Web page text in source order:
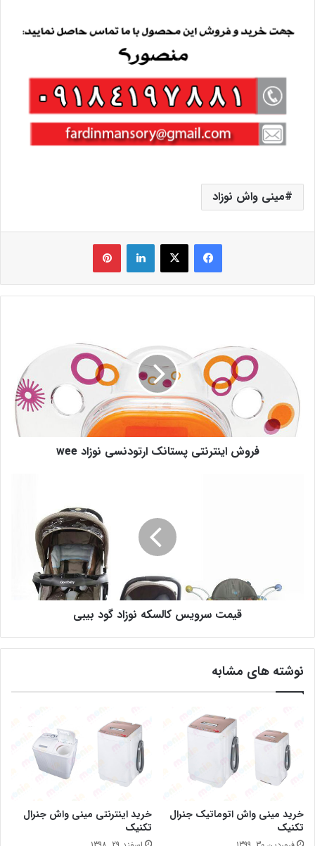
مینی واش نوزاد
فیس بوک X لینکدین ‫پین‌ترست
فروش اینترنتی پستانک ارتودنسی نوزاد wee
قیمت سرویس کالسکه نوزاد گود بیبی
نوشته های مشابه
خرید مینی واش اتوماتیک جنرال
تکنیک
خرید اینترنتی مینی واش جنرال
تکنیک